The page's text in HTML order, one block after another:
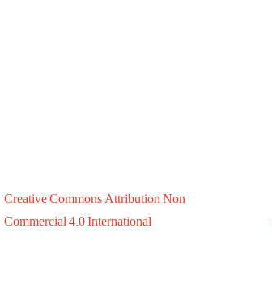
Creative Commons Attribution Non
Commercial 4.0 International